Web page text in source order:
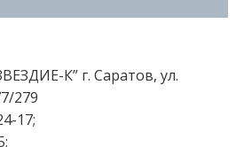
К” г. Саратов, ул.
279
17;